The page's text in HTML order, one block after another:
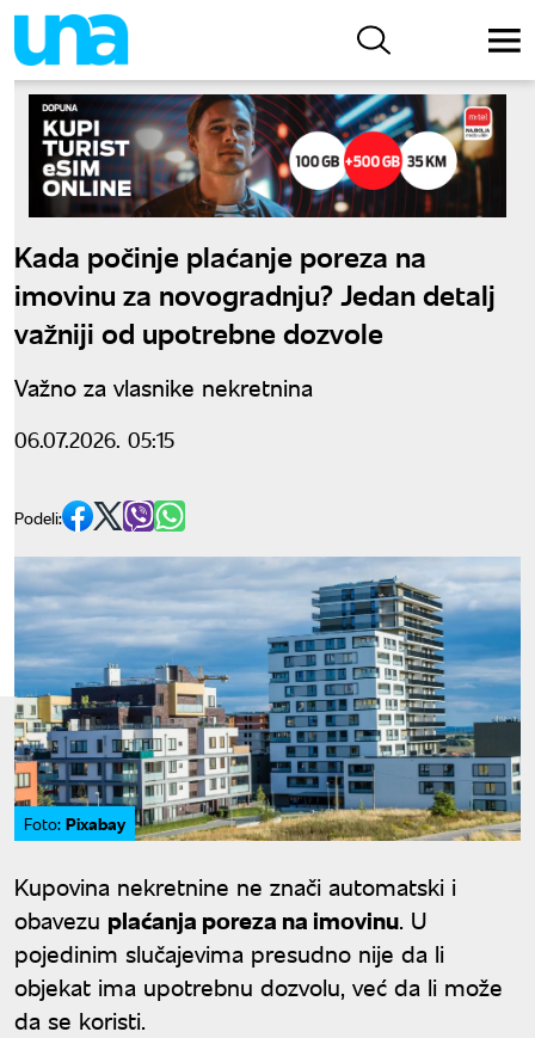
Kada počinje plaćanje poreza na
imovinu za novogradnju? Jedan detalj
važniji od upotrebne dozvole
Važno za vlasnike nekretnina
06.07.2026. 05:15
Podeli:
Foto: Pixabay
Kupovina nekretnine ne znači automatski i
obavezu plaćanja poreza na imovinu. U
pojedinim slučajevima presudno nije da li
objekat ima upotrebnu dozvolu, već da li može
da se koristi.